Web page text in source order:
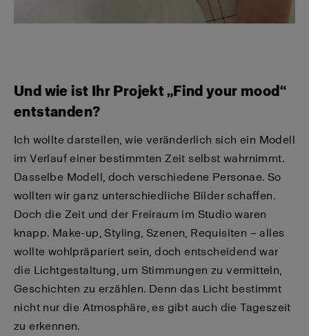
Und wie ist Ihr Projekt „Find your mood“
entstanden?
Ich wollte darstellen, wie veränderlich sich ein Modell
im Verlauf einer bestimmten Zeit selbst wahrnimmt.
Dasselbe Modell, doch verschiedene Personae. So
wollten wir ganz unterschiedliche Bilder schaffen.
Doch die Zeit und der Freiraum im Studio waren
knapp. Make-up, Styling, Szenen, Requisiten – alles
wollte wohlpräpariert sein, doch entscheidend war
die Lichtgestaltung, um Stimmungen zu vermitteln,
Geschichten zu erzählen. Denn das Licht bestimmt
nicht nur die Atmosphäre, es gibt auch die Tageszeit
zu erkennen.